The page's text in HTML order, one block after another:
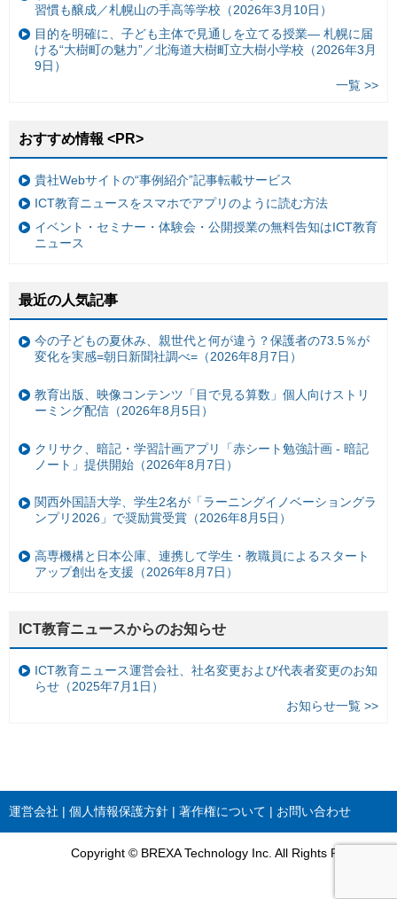
習慣も醸成／札幌山の手高等学校（2026年3月10日）
目的を明確に、子ども主体で見通しを立てる授業— 札幌に届
ける“大樹町の魅力”／北海道大樹町立大樹小学校（2026年3月
9日）
一覧 >>
おすすめ情報 <PR>
貴社Webサイトの“事例紹介”記事転載サービス
ICT教育ニュースをスマホでアプリのように読む方法
イベント・セミナー・体験会・公開授業の無料告知はICT教育
ニュース
最近の人気記事
今の子どもの夏休み、親世代と何が違う？保護者の73.5％が
変化を実感=朝日新聞社調べ=（2026年8月7日）
教育出版、映像コンテンツ「目で見る算数」個人向けストリ
ーミング配信（2026年8月5日）
クリサク、暗記・学習計画アプリ「赤シート勉強計画 - 暗記
ノート」提供開始（2026年8月7日）
関西外国語大学、学生2名が「ラーニングイノベーショングラ
ンプリ2026」で奨励賞受賞（2026年8月5日）
高専機構と日本公庫、連携して学生・教職員によるスタート
アップ創出を支援（2026年8月7日）
ICT教育ニュースからのお知らせ
ICT教育ニュース運営会社、社名変更および代表者変更のお知
らせ（2025年7月1日）
お知らせ一覧 >>
運営会社 個人情報保護方針 著作権について お問い合わせ
Copyright © BREXA Technology Inc. All Rights Reserved.